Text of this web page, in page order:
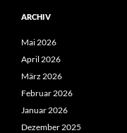
ARCHIV
Mai 2026
April 2026
März 2026
Februar 2026
Januar 2026
Dezember 2025